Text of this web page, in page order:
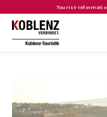
Tourist-